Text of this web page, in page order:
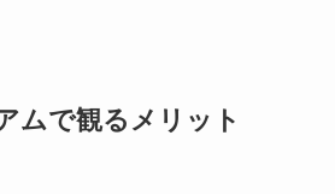
ムで観るメリット